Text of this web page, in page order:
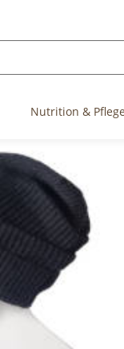
Nutrition & Pflege